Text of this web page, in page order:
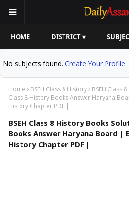
HOME DISTRICT ▾
No subjects found. Create Your Profile
Home BSEH Class 8 History
BSEH Class
Class 8 History Books Answer Haryana
History Chapter PDF |
BSEH Class 8 History Books
Books Answer Haryana Board |
History Chapter PDF |